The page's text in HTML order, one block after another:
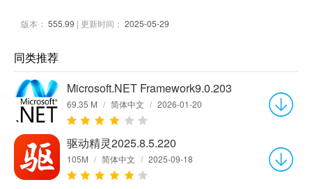
版本： 555.99 | 更新时间： 2025-05-29
同类推荐
Microsoft.NET Framework9.0.203
69.35 M / 简体中文 / 2026-01-20
驱动精灵2025.8.5.220
105M / 简体中文 / 2025-09-18